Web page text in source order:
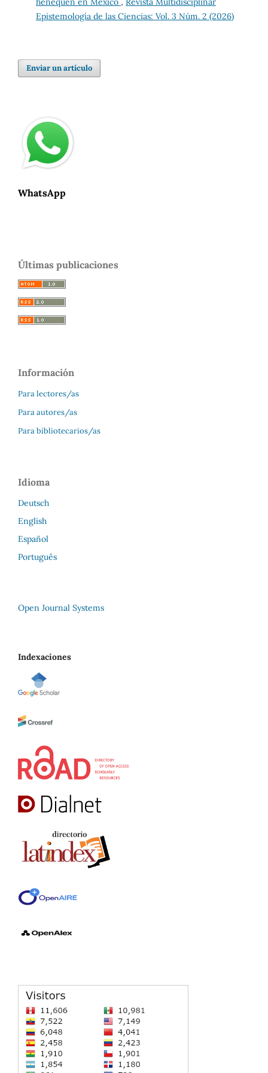
Epistemología de las Ciencias: Vol. 3 Núm. 2 (2026)
Enviar un artículo
WhatsApp
Últimas publicaciones
Información
Para lectores/as
Para autores/as
Para bibliotecarios/as
Idioma
Deutsch
English
Español
Português
Open Journal Systems
Indexaciones